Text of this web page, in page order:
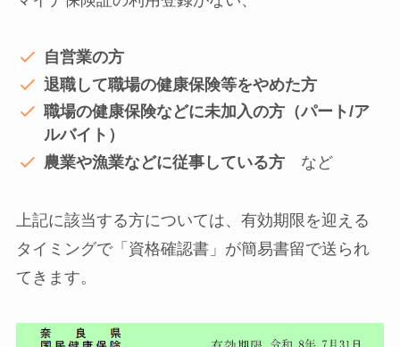
自営業の方
退職して職場の健康保険等をやめた方
職場の健康保険などに未加入の方（パート/ア
ルバイト）
農業や漁業などに従事している方 など
上記に該当する方については、有効期限を迎える
タイミングで「資格確認書」が簡易書留で送られ
てきます。